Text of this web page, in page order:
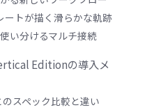
ートが描く滑らかな軌跡
い分けるマルチ接続
Editionの導入メ
スペック比較と違い